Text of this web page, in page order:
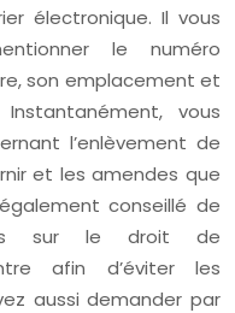
électronique. Il vous
le numéro
son emplacement et
vous
l’enlèvement de
et les amendes que
conseillé de
sur le droit de
afin d’éviter les
aussi demander par